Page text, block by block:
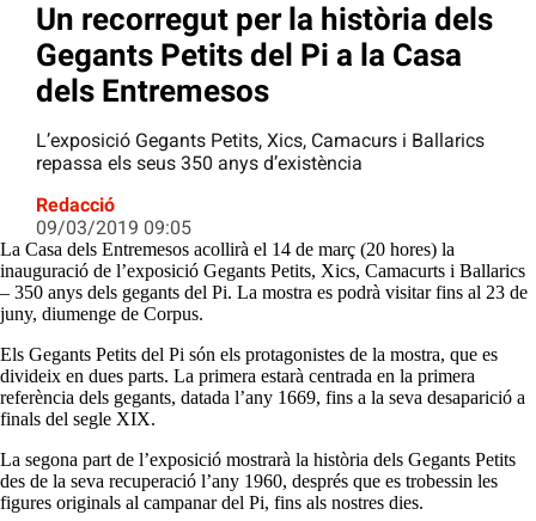
Un recorregut per la història dels
Gegants Petits del Pi a la Casa
dels Entremesos
L’exposició Gegants Petits, Xics, Camacurs i Ballarics
repassa els seus 350 anys d’existència
Redacció
09/03/2019 09:05
La Casa dels Entremesos acollirà el 14 de març (20 hores) la
inauguració de l’exposició Gegants Petits, Xics, Camacurts i Ballarics
– 350 anys dels gegants del Pi. La mostra es podrà visitar fins al 23 de
juny, diumenge de Corpus.
Els Gegants Petits del Pi són els protagonistes de la mostra, que es
divideix en dues parts. La primera estarà centrada en la primera
referència dels gegants, datada l’any 1669, fins a la seva desaparició a
finals del segle XIX.
La segona part de l’exposició mostrarà la història dels Gegants Petits
des de la seva recuperació l’any 1960, després que es trobessin les
figures originals al campanar del Pi, fins als nostres dies.